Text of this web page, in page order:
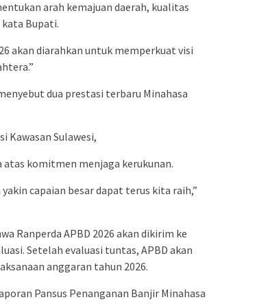
arah kemajuan daerah, kualitas
Bupati.
akan diarahkan untuk memperkuat visi
dua prestasi terbaru Minahasa
Kawasan Sulawesi,
atas komitmen menjaga kerukunan.
capaian besar dapat terus kita raih,”
Ranperda APBD 2026 akan dikirim ke
Setelah evaluasi tuntas, APBD akan
anggaran tahun 2026.
Pansus Penanganan Banjir Minahasa